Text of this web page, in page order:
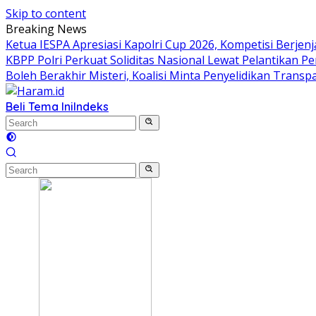
Skip to content
Breaking News
Ketua IESPA Apresiasi Kapolri Cup 2026, Kompetisi
KBPP Polri Perkuat Soliditas Nasional Lewat Pelantikan
Boleh Berakhir Misteri, Koalisi Minta Penyelidikan
Beli Tema IniIndeks